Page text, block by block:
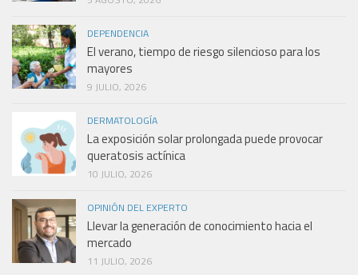
DEPENDENCIA
El verano, tiempo de riesgo silencioso para los
mayores
9 JULIO, 2026
DERMATOLOGÍA
La exposición solar prolongada puede provocar
queratosis actínica
10 JULIO, 2026
OPINIÓN DEL EXPERTO
Llevar la generación de conocimiento hacia el
mercado
11 JULIO, 2026